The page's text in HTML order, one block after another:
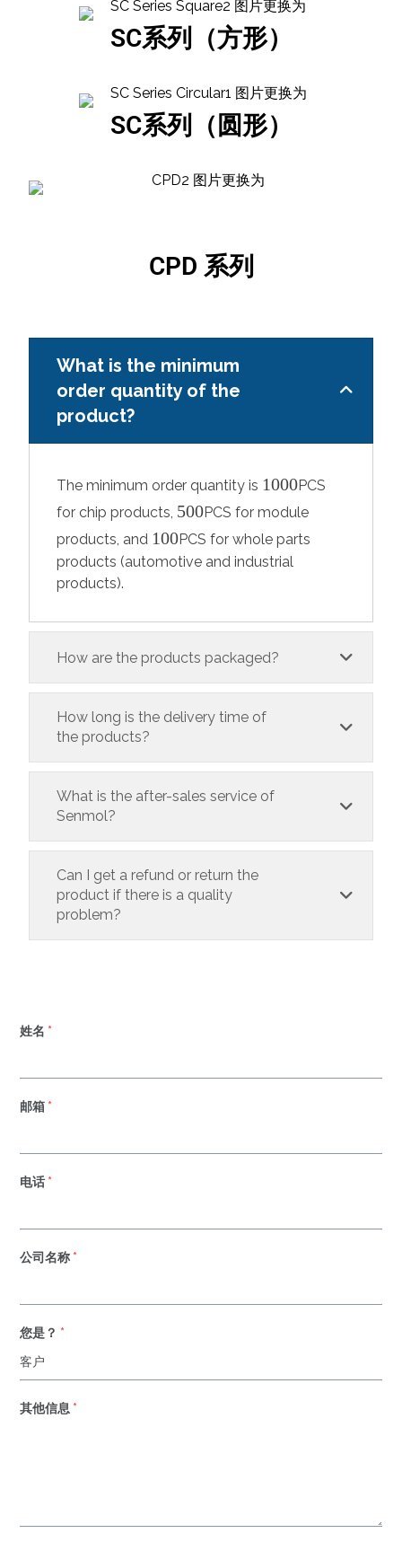
SC系列（方形）
SC系列（圆形）
CPD 系列
What is the minimum
order quantity of the
product?
The minimum order quantity is 1000PCS
for chip products, 500PCS for module
products, and 100PCS for whole parts
products (automotive and industrial
products).
How are the products packaged?
How long is the delivery time of
the products?
What is the after-sales service of
Senmol?
Can I get a refund or return the
product if there is a quality
problem?
姓名 *
邮箱 *
电话 *
公司名称 *
您是？ *
其他信息 *